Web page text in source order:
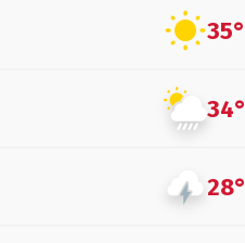
35°
34°
28°